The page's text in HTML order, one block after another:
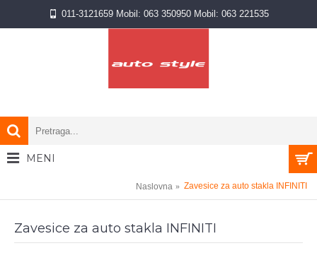
011-3121659 Mobil: 063 350950 Mobil: 063 221535
MENI
Naslovna Zavesice za auto stakla INFINITI
Zavesice za auto stakla INFINITI